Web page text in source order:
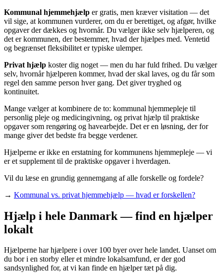
Kommunal hjemmehjælp er gratis, men kræver visitation — det
vil sige, at kommunen vurderer, om du er berettiget, og afgør, hvilke
opgaver der dækkes og hvornår. Du vælger ikke selv hjælperen, og
det er kommunen, der bestemmer, hvad der hjælpes med. Ventetid
og begrænset fleksibilitet er typiske ulemper.
Privat hjælp koster dig noget — men du har fuld frihed. Du vælger
selv, hvornår hjælperen kommer, hvad der skal laves, og du får som
regel den samme person hver gang. Det giver tryghed og
kontinuitet.
Mange vælger at kombinere de to: kommunal hjemmepleje til
personlig pleje og medicingivning, og privat hjælp til praktiske
opgaver som rengøring og havearbejde. Det er en løsning, der for
mange giver det bedste fra begge verdener.
Hjælperne er ikke en erstatning for kommunens hjemmepleje — vi
er et supplement til de praktiske opgaver i hverdagen.
Vil du læse en grundig gennemgang af alle forskelle og fordele?
→ Kommunal vs. privat hjemmehjælp — hvad er forskellen?
Hjælp i hele Danmark — find en hjælper
lokalt
Hjælperne har hjælpere i over 100 byer over hele landet. Uanset om
du bor i en storby eller et mindre lokalsamfund, er der god
sandsynlighed for, at vi kan finde en hjælper tæt på dig.